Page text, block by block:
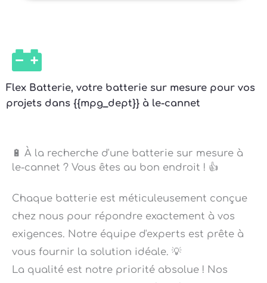
Flex Batterie, votre batterie sur mesure pour vos
projets dans {{mpg_dept}} à le-cannet
le-cannet ? Vous êtes au bon endroit ! 👍
chez nous pour répondre exactement à vos
exigences. Notre équipe d'experts est prête à
vous fournir la solution idéale. 💡
La qualité est notre priorité absolue ! Nos
batteries sur mesure sont réalisées avec les